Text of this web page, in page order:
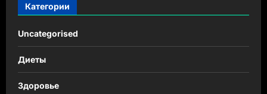
Категории
Uncategorised
Диеты
Здоровье